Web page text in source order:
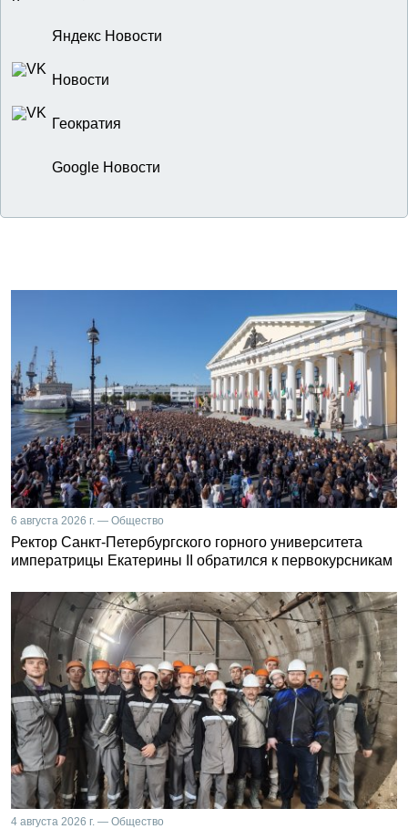
Яндекс Новости
Новости
Геократия
Google Новости
6 августа 2026 г. — Общество
Ректор Санкт-Петербургского горного университета
императрицы Екатерины II обратился к первокурсникам
4 августа 2026 г. — Общество